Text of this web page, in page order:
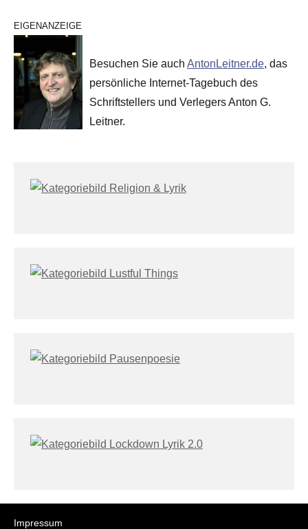
EIGENANZEIGE
Besuchen Sie auch AntonLeitner.de, das
persönliche Internet-Tagebuch des
Schriftstellers und Verlegers Anton G.
Leitner.
Impressum